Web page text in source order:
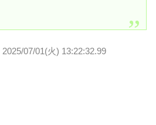
2025/07/01(火) 13:22:32.99